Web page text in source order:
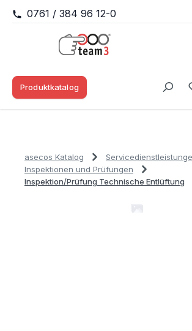
Zum Hauptinhalt springen
0761 / 384 96 12-0
Produktkatalog
asecos Katalog
Inspektionen und Prüfungen
Inspektion/Prüfung Technische Entlüftung
Bildergalerie überspringen